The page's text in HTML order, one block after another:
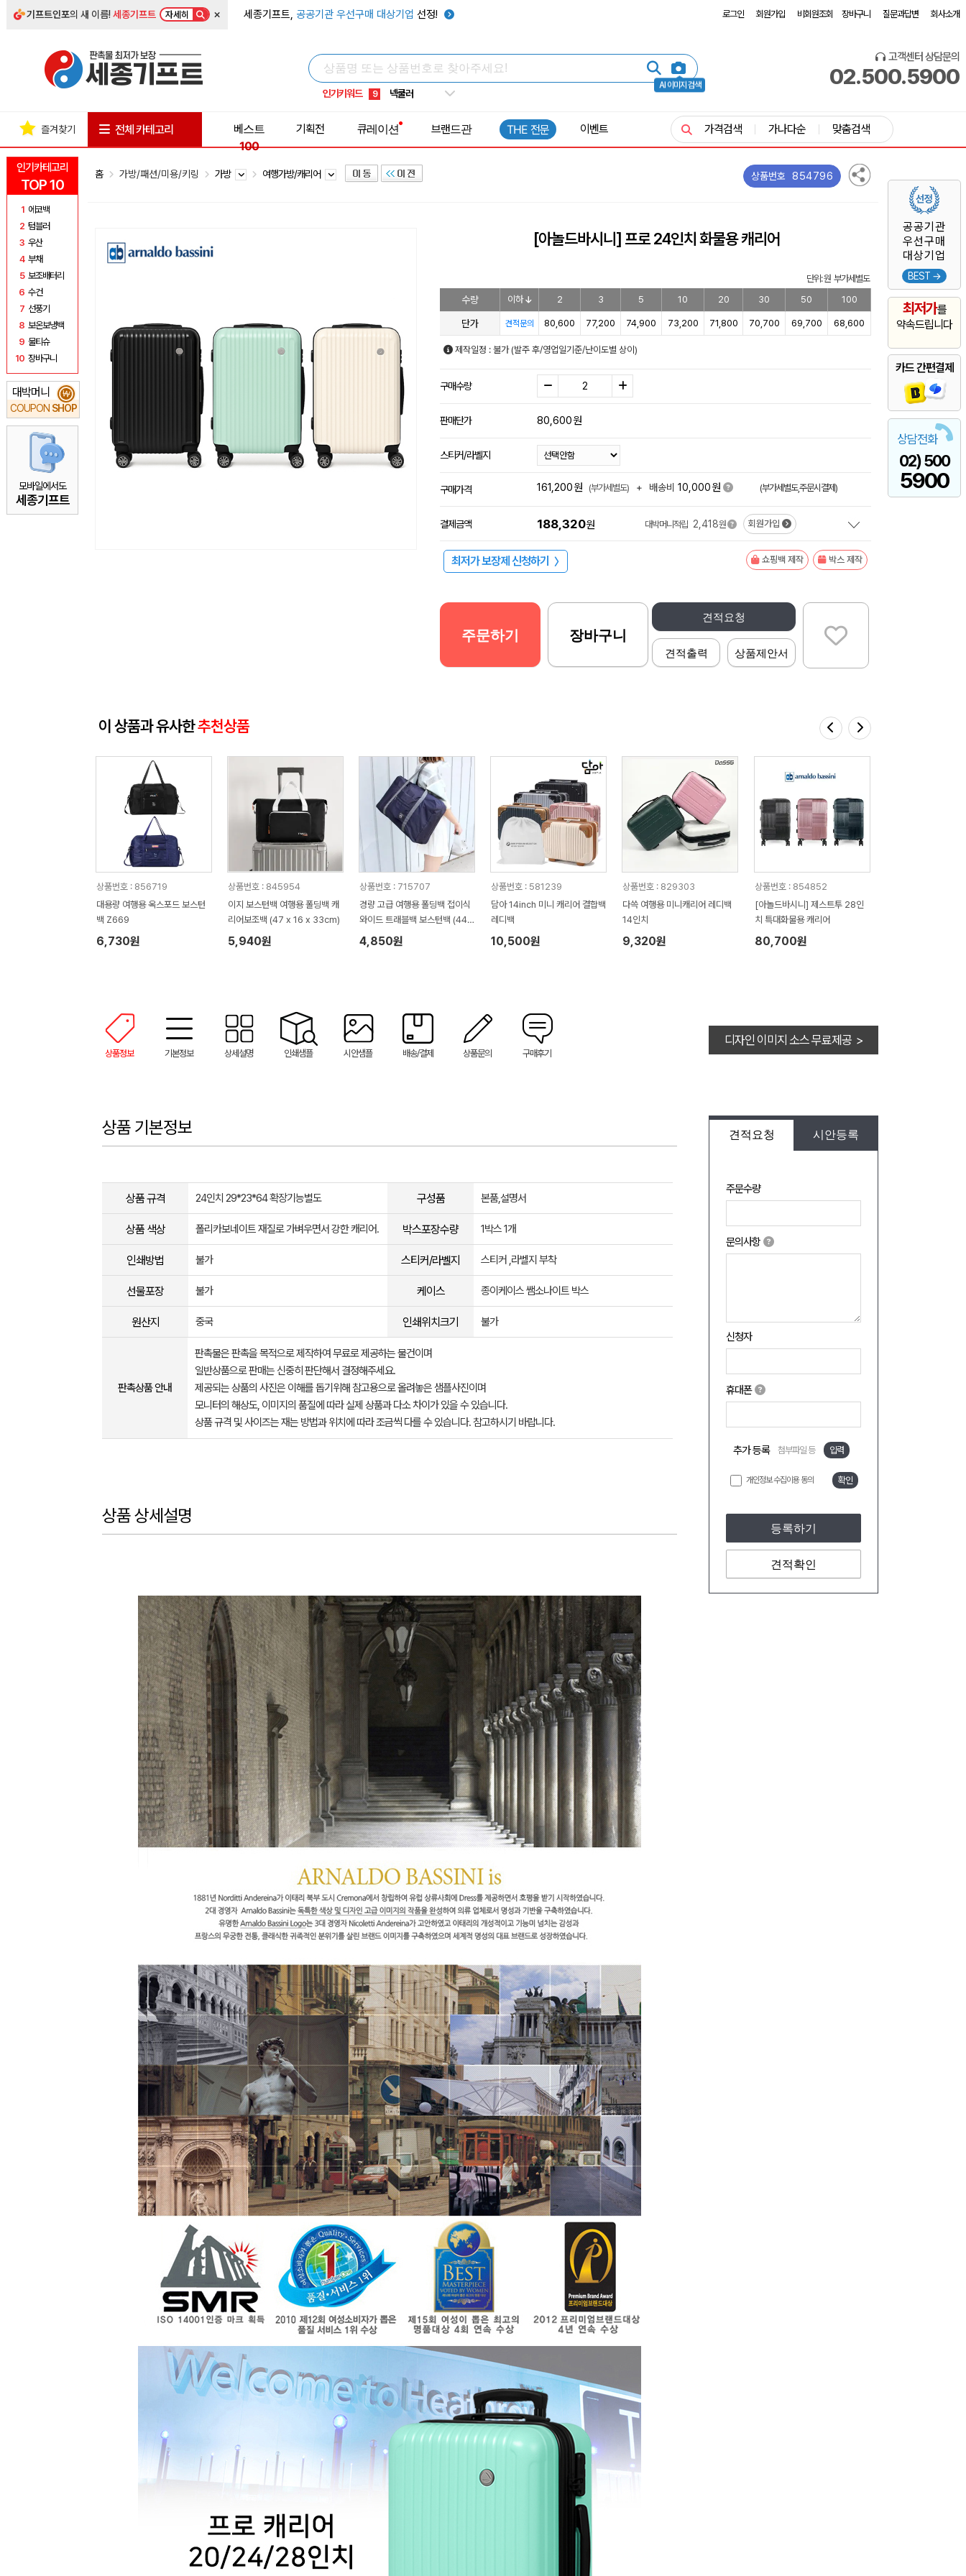
기프트인포의 새 이름!세종기프트 자세히 × 세종기프트, 공공기관 우선구매 대상기업 선정! 로그인 회원가입 비회원조회 장바구니 질문과답변 회사소개
AI 이미지 검색
인기키워드
5 키캡
8 쿨토시
9 넥쿨러
1 선풍기
고객센터 상담문의
02.500.5900
인기카테고리
TOP 10
1 에코백
2 텀블러
3 우산
4 부채
5 보조배터리
6 수건
7 선풍기
8 보온보냉백
9 물티슈
10 장바구니
대박머니
COUPON SHOP
₩
모바일에서도
세종기프트
공공기관
우선구매
대상기업
BEST →
최저가를
약속드립니다
카드 간편결제
상담전화
02) 500
5900
즐겨찾기 전체 카테고리
베스트
100
기획전 큐레이션 브랜드관 THE 전문 이벤트 가격검색 가나다순 맞춤검색
홈 가방/패션/미용/키링 가방 여행가방/캐리어 상품번호 854796
[아놀드바시니] 프로 24인치 화물용 캐리어
단위: 원 부가세별도
수량 이하 2 3 5 10 20 30 50 100
단가 견적문의 80,600 77,200 74,900 73,200 71,800 70,700 69,700 68,600
제작일정 : 불가 (발주 후/영업일기준/난이도별 상이)
구매수량
판매단가 80,600원
스티커/라벨지
구매가격 161,200원 (부가세별도) + 배송비 10,000원 (부가세별도,주문시결제)
결제금액 188,320원 대박머니적립 2,418원 회원가입
최저가 보장제 신청하기 〉 쇼핑백 제작 박스 제작
견적요청
견적출력 상품제안서
주문하기 장바구니
이 상품과 유사한추천상품
상품번호 : 856719
대용량 여행용 옥스포드 보스턴
백 Z669
6,730원
상품번호 : 845954
이지 보스턴백 여행용 폴딩백 캐
리어보조백 (47 x 16 x 33cm)
5,940원
상품번호 : 715707
경량 고급 여행용 폴딩백 접이식
와이드 트래블백 보스턴백 (440
x130x300mm)
4,850원
상품번호 : 581239
담아 14inch 미니 캐리어 결합백
레디백
10,500원
상품번호 : 829303
다쓱 여행용 미니캐리어 레디백
14인치
9,320원
상품번호 : 854852
[아놀드바시니] 제스트투 28인
치 특대화물용 캐리어
80,700원
상품정보 기본정보 상세설명 인쇄샘플 시안샘플 배송/결제 상품문의 구매후기
디자인 이미지 소스 무료제공 >
견적요청 시안등록
주문수량
문의사항
신청자
휴대폰
추가 등록 첨부파일 등 입력
개인정보 수집이용 동의 확인
등록하기
견적확인
상품 기본정보
상품 규격 24인치 29*23*64 확장기능별도 구성품 본품,설명서
상품 색상 폴리카보네이트 재질로 가벼우면서 강한 캐리어. 박스포장수량 1박스 1개
인쇄방법 불가 스티커/라벨지 스티커 ,라벨지 부착
선물포장 불가 케이스 종이케이스 쌤소나이트 박스
원산지 중국 인쇄위치크기 불가
판촉상품 안내
판촉물은 판촉을 목적으로 제작하여 무료로 제공하는 물건이며
일반상품으로 판매는 신중히 판단해서 결정해주세요.
제공되는 상품의 사진은 이해를 돕기위해 참고용으로 올려놓은 샘플사진이며
모니터의 해상도, 이미지의 품질에 따라 실제 상품과 다소 차이가 있을 수 있습니다.
상품 규격 및 사이즈는 재는 방법과 위치에 따라 조금씩 다를 수 있습니다. 참고하시기 바랍니다.
상품 상세설명